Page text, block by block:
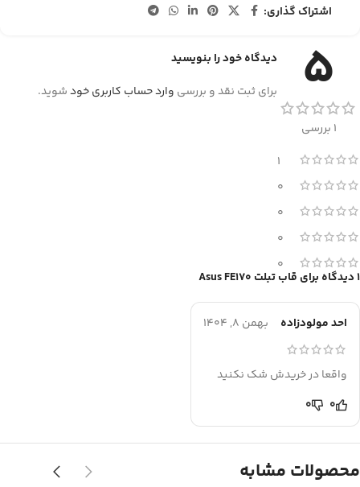
اشتراک گذاری:
5
1 بررسی
1
0
0
0
0
1 دیدگاه برای قاب تبلت Asus FE170
احد مولودزاده بهمن 8, 1404
واقعا در خریدش شک نکنید
0
0
دیدگاه خود را بنویسید
برای ثبت نقد و بررسی وارد حساب کاربری خودشوید.
محصولات مشابه